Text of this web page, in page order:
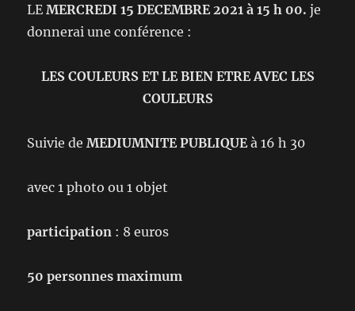
LEMERCREDI 15 DECEMBRE 2021 à 15 h 00. je
donnerai une conférence :
LES COULEURS ET LE BIEN ETRE AVEC LES
COULEURS
Suivie de MEDIUMNITE PUBLIQUEà 16 h 30
avec 1 photo ou 1 objet
participation : 8 euros
50 personnes maximum